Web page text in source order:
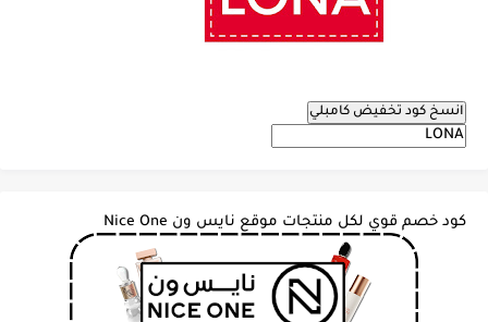
انسخ كود تخفيض كامبلي
كود خصم قوي لكل منتجات موقع نايس ون Nice One